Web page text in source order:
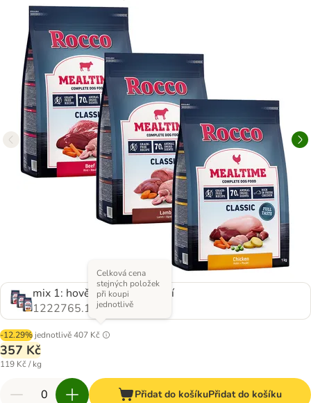
mix 1: hovězí, kuřecí, jehněčí
1222765.1
-12.29% jednotlivě407 Kč
Celková cena
stejných položek
při koupi
jednotlivě
357 Kč
119 Kč / kg
Přidat do košíkuPřidat do košíku